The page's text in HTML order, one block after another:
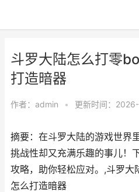
斗罗大陆怎么打零
打造暗器
作者： admin • 更新时间：
摘要：在斗罗大陆的游戏世界
挑战性却又充满乐趣的事儿！
攻略，助你轻松应对。,斗罗
怎么打造暗器